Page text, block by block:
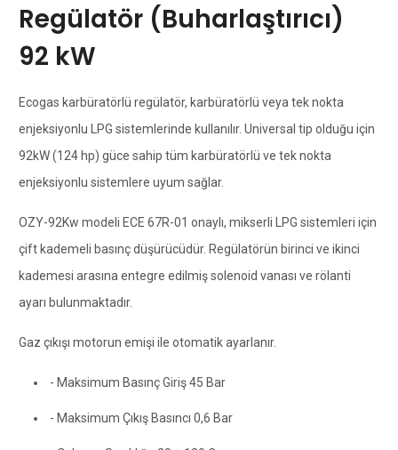
Regülatör (Buharlaştırıcı)
92 kW
Ecogas karbüratörlü regülatör, karbüratörlü veya tek nokta
enjeksiyonlu LPG sistemlerinde kullanılır. Universal tip olduğu için
92kW (124 hp) güce sahip tüm karbüratörlü ve tek nokta
enjeksiyonlu sistemlere uyum sağlar.
OZY-92Kw modeli ECE 67R-01 onaylı, mikserli LPG sistemleri için
çift kademeli basınç düşürücüdür. Regülatörün birinci ve ikinci
kademesi arasına entegre edilmiş solenoid vanası ve rölanti
ayarı bulunmaktadır.
Gaz çıkışı motorun emişi ile otomatik ayarlanır.
- Maksimum Basınç Giriş 45 Bar
- Maksimum Çıkış Basıncı 0,6 Bar